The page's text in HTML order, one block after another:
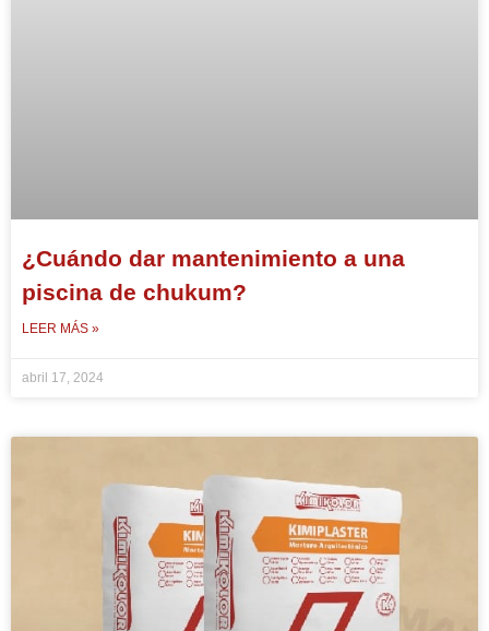
¿Cuándo dar mantenimiento a una
piscina de chukum?
LEER MÁS »
abril 17, 2024